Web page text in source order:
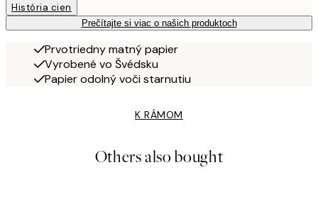
História cien
Prečítajte si viac o našich produktoch
Prvotriedny matný papier
Vyrobené vo Švédsku
Papier odolný voči starnutiu
K RÁMOM
Others also bought